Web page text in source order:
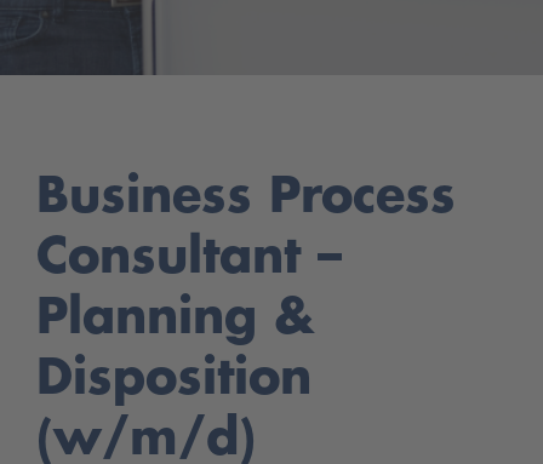
Business Process
Consultant –
Planning &
Disposition
(w/m/d)